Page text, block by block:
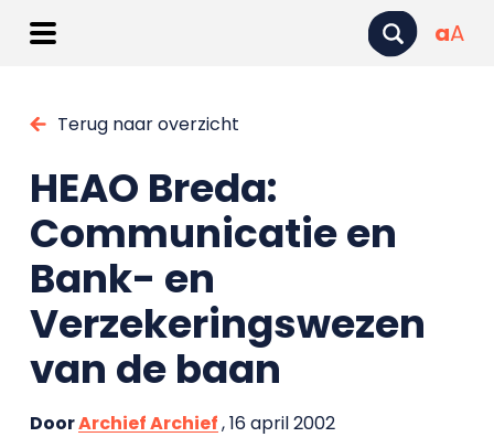
aA
Terug naar overzicht
HEAO Breda:
Communicatie en
Bank- en
Verzekeringswezen
van de baan
DoorArchief Archief, 16 april 2002